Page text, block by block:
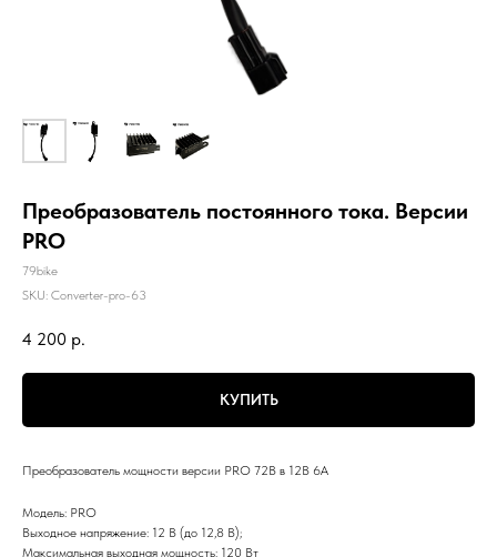
Преобразователь постоянного тока. Версии
PRO
79bike
SKU: Сonverter-pro-63
4 200 р.
КУПИТЬ
Преобразователь мощности версии PRO 72В в 12В 6А
Модель: PRO
Выходное напряжение: 12 В (до 12,8 В);
Максимальная выходная мощность: 120 Вт